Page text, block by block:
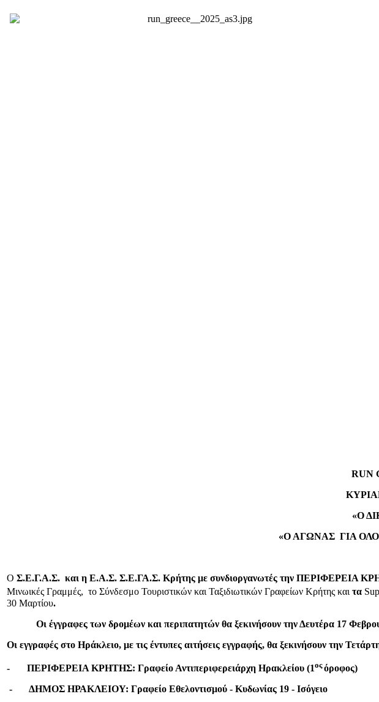
RUN
«Ο
«Ο ΑΓΩΝΑΣ ΓΙΑ
O Σ.Ε.Γ.Α.Σ. και η Ε.Α.Σ. Σ.Ε.ΓΑ.Σ. Κρήτης με συνδιοργανωτές την ΠΕΡΙΦΕΡΕΙΑ
Μινωικές Γραμμές, το Σύνδεσμο Τουριστικών και Ταξιδιωτικών Γραφείων Κρήτης καιτα
30 Μαρτίου.
Οι έγγραφες των δρομέων και περιπατητών θα ξεκινήσουν την Δευτέρα 17
Οι εγγραφές στο Ηράκλειο, με τις έντυπες αιτήσεις εγγραφής, θα ξεκινήσουν την
- ΠΕΡΙΦΕΡΕΙΑ ΚΡΗΤΗΣ: Γραφείο Αντιπεριφερειάρχη Ηρακλείου (1οςόροφος)
- ΔΗΜΟΣ ΗΡΑΚΛΕΙΟΥ: Γραφείο Εθελοντισμού - Κυδωνίας 19 - Ισόγειο